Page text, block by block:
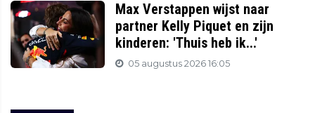
Max Verstappen wijst naar
partner Kelly Piquet en zijn
kinderen: 'Thuis heb ik...'
05 augustus 2026 16:05